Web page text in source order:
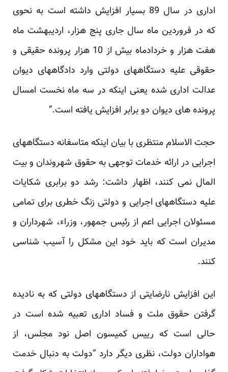
اداری در سال 89 بسیار افزایش داشته است به نحوی
که در فروردین ماه سال جاری پنج هزار، اردیبهشت ماه
هفت هزار و خردادماه بیش از 10 هزار پرونده حقیقی و
حقوقی علیه دستگاههای دولتی وارد دادگاههای دیوان
عدالت اداری شده یعنی اینکه در سه ماه نخست امسال
پرونده های دیوان دو برابر افزایش یافته است.”
حجت الاسلام منتظری با بیان اینکه متاسفانه دستگاههای
اجرایی در ارائه خدمات توجهی به حقوق شهروندان و بیت
المال نمی کنند، اظهار داشت: رشد دو برابری شکایات
علیه دستگاههای اجرایی و دولتی زنگ خطری برای تمامی
مسئولان اجرایی اعم از رئیس جمهور، وزراء، شهرداران و
مدیران است که باید خود این مشکل را آسیب شناسی
کنند.
این افزایش نارضایتی از دستگاههای دولتی که به نادیده
گرفتن حقوق ملت و فساد اداری تعبیه شده است در
حالی است که رییس کمیسون اصل نود مجلس، از
هواداران دولت، نظری دیگر دارد “دولت به دنبال خدمت